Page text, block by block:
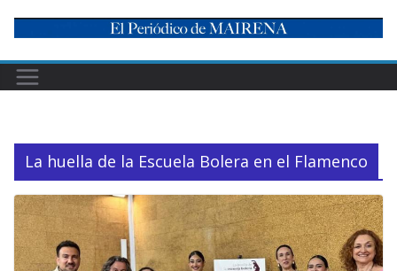
content
La huella de la Escuela Bolera en el Flamenco